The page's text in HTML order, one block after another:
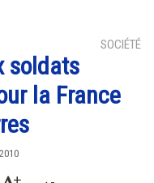
SOCIÉTÉ
soldats
la France